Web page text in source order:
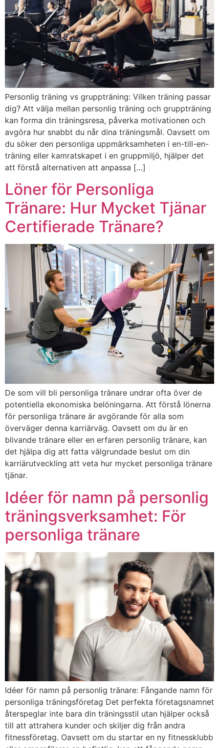
Personlig träning vs gruppträning: Vilken träning passar
dig? Att välja mellan personlig träning och gruppträning
kan forma din träningsresa, påverka motivationen och
avgöra hur snabbt du når dina träningsmål. Oavsett om
du söker den personliga uppmärksamheten i en-till-en-
träning eller kamratskapet i en gruppmiljö, hjälper det
att förstå alternativen att anpassa […]
Löner för Personliga
Tränare: Hur Mycket Tjänar
Certifierade Tränare?
De som vill bli personliga tränare undrar ofta över de
potentiella ekonomiska belöningarna. Att förstå lönerna
för personliga tränare är avgörande för alla som
överväger denna karriärväg. Oavsett om du är en
blivande tränare eller en erfaren personlig tränare, kan
det hjälpa dig att fatta välgrundade beslut om din
karriärutveckling att veta hur mycket personliga tränare
tjänar.
Idéer för namn på personlig
träningsverksamhet: För
personliga tränare
Idéer för namn på personlig tränare: Fångande namn för
personliga träningsföretag Det perfekta företagsnamnet
återspeglar inte bara din träningsstil utan hjälper också
till att attrahera kunder och skiljer dig från andra
fitnessföretag. Oavsett om du startar en ny fitnessklubb